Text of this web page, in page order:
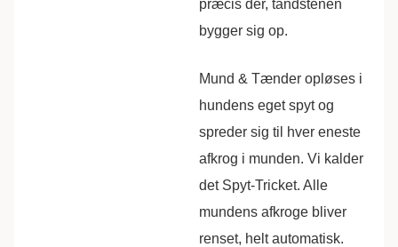
præcis dér, tandstenen
bygger sig op.
Mund & Tænder opløses i
hundens eget spyt og
spreder sig til hver eneste
afkrog i munden. Vi kalder
det Spyt-Tricket. Alle
mundens afkroge bliver
renset, helt automatisk.